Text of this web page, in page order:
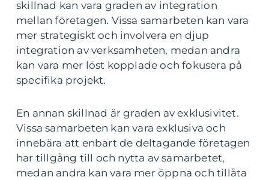
skillnad kan vara graden av integration
mellan företagen. Vissa samarbeten kan vara
mer strategiskt och involvera en djup
integration av verksamheten, medan andra
kan vara mer löst kopplade och fokusera på
specifika projekt.
En annan skillnad är graden av exklusivitet.
Vissa samarbeten kan vara exklusiva och
innebära att enbart de deltagande företagen
har tillgång till och nytta av samarbetet,
medan andra kan vara mer öppna och tillåta